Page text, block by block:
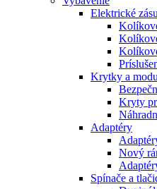
Elektrické
Krytky a
Kryty
Adaptéry
Nový
Spínače a